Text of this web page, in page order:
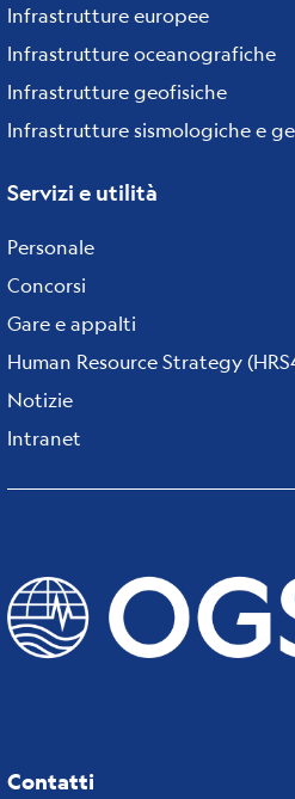
Infrastrutture europee
Infrastrutture oceanografiche
Infrastrutture geofisiche
Infrastrutture sismologiche e
Servizi e utilità
Personale
Concorsi
Gare e appalti
Human Resource Strategy
Notizie
Intranet
Contatti